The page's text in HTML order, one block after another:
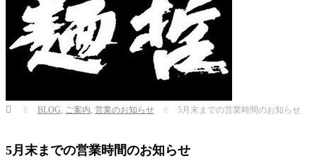
Home BLOG, ご案内, 営業のお知らせ 5月末までの営業時間のお知らせ
5月末までの営業時間のお知らせ